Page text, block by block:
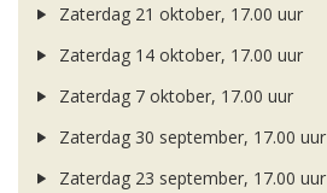
Zaterdag 21 oktober, 17.00 uur
Zaterdag 14 oktober, 17.00 uur
Zaterdag 7 oktober, 17.00 uur
Zaterdag 30 september, 17.00 uur
Zaterdag 23 september, 17.00 uur